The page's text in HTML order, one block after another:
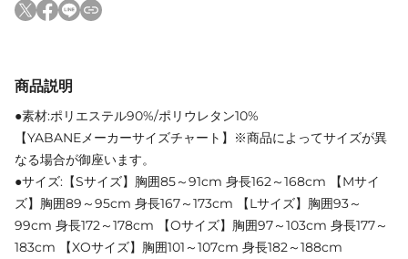
商品説明
●素材:ポリエステル90%/ポリウレタン10%
【YABANEメーカーサイズチャート】※商品によってサイズが異
なる場合が御座います。
●サイズ:【Sサイズ】胸囲85～91cm 身長162～168cm 【Mサイ
ズ】胸囲89～95cm 身長167～173cm 【Lサイズ】胸囲93～
99cm 身長172～178cm 【Oサイズ】胸囲97～103cm 身長177～
183cm 【XOサイズ】胸囲101～107cm 身長182～188cm